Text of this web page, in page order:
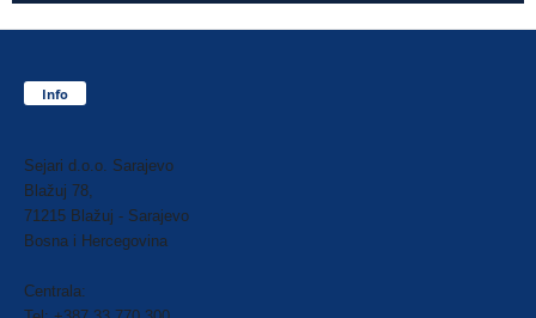
Info
Sejari d.o.o. Sarajevo
Blažuj 78,
71215 Blažuj - Sarajevo
Bosna i Hercegovina
Centrala: